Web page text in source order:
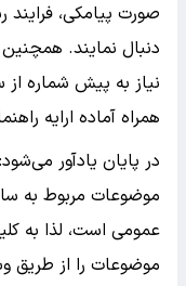
صورت پیامکی،
نیاز به پیش شماره
همراه آماده ارایه
در پایان یادآور
موضوعات مربوط به
عمومی است، لذا به